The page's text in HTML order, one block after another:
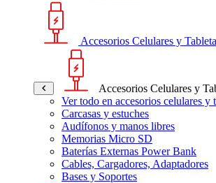
Accesorios Celulares y
Accesorios Celulares y
Ver todo en accesorios celulares y
Carcasas y estuches
Audífonos y manos libres
Memorias Micro SD
Baterías Externas Power Bank
Cables, Cargadores, Adaptadores
Bases y Soportes